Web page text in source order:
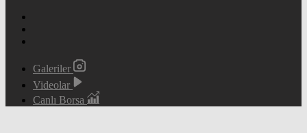
Galeriler
Videolar
Canlı Borsa